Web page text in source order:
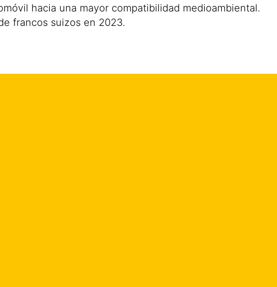
hacia una mayor compatibilidad medioambiental.
francos suizos en 2023.